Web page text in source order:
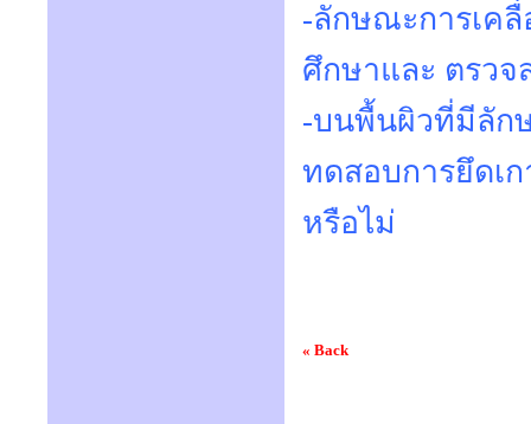
-ลักษณะการเคลื่
ศึกษาและ ตรวจ
-บนพื้นผิวที่มีลัก
ทดสอบการยึดเ
หรือไม่
« Back